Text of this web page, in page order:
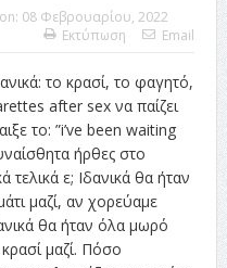
on: 08 Φεβρουαρίου, 2022
Εκτύπωση Email
το κρασί, το φαγητό,
after sex να παίζει
το: ”i’ve been waiting
ήρθες στο
ε; Ιδανικά θα ήταν
μαζί, αν χορεύαμε
θα ήταν όλα μωρό
μαζί. Πόσο